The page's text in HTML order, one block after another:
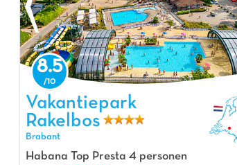
Vakantiepark Rakelbos, Vakantiepark Brabant
8.5
Vakantiepark
Rakelbos
Brabant
Habana Top Presta 4 personen